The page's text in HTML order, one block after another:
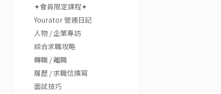
✦會員限定課程✦
Yourator 營運日記
人物 / 企業專訪
綜合求職攻略
轉職 / 離職
履歷 / 求職信撰寫
面試技巧